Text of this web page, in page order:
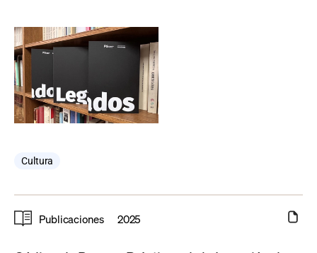
Cultura
Publicaciones 2025